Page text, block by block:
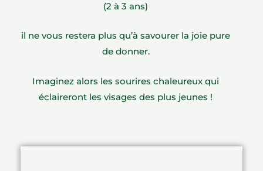
(2 à 3 ans)
il ne vous restera plus qu’à savourer la joie pure
de donner.
Imaginez alors les sourires chaleureux qui
éclaireront les visages des plus jeunes !